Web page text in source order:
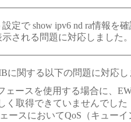
定で show ipv6 nd ra情報を
示される問題に対応しました
に関する以下の問題に対応し
ェースを使用する場合に、
く取得できていませんでした
ースにおいてQoS（キュー